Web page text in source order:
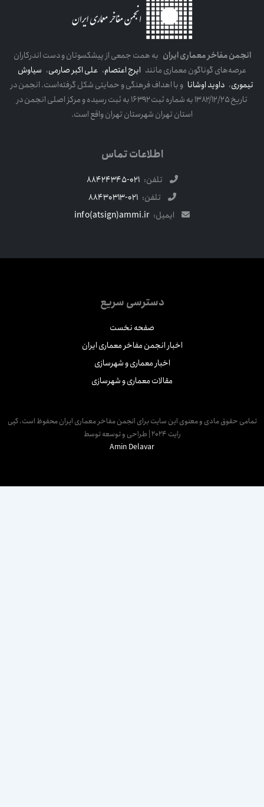
انجمن مفاخر معماری ایرانبه همت جمعی از پیشکسوتان و دست اندرکاران
عرصه‌های گوناگون معماری مانندایرج اعتصام،علی اکبر صارمی،سیاوش
تیموری،داوید اوشاناو با اهداف فرهنگی و حمایتی شکل گرفته‌است. انجمن در
تاریخ ۱۳۸۲/۱۲/۲۵ به شماره ثبت ۱۶۳۹۲ به ثبت رسیده و مرکز اصلی انجمن در
استان تهران شهرستان تهران واقع است.
اطلاعات تماس
تلفن: 021-88424345
تلفن: 021-88430313
ایمیل: info(atsign)ammi.ir
دسترسی سریع
صفحه نخست
اخبار انجمن مفاخر معماری ایران
اخبار معماری و شهرسازی
مقالات معماری و شهرسازی
حقوق مادی و معنوی این سایت برای انجمن مفاخر معماری ایران محفوظ است. کپی
رایت 2024 | طراحی و توسعه توسط
Amin Delavar